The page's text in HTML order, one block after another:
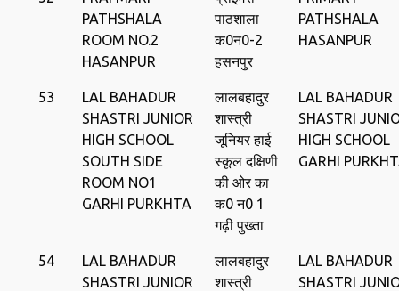
PATHSHALA
ROOM NO.2
HASANPUR
पाठशाला
क0न0-2
हसनपुर
PATHSHALA
HASANPUR
53
LAL BAHADUR
SHASTRI JUNIOR
HIGH SCHOOL
SOUTH SIDE
ROOM NO1
GARHI PURKHTA
लालबहादुर
शास्त्री
जूनियर हाई
स्कूल दक्षिणी
की ओर का
क0 न0 1
गढ़ी पुख्ता
LAL BAHADUR
SHASTRI
HIGH SCHOOL
GARHI
54
LAL BAHADUR
SHASTRI JUNIOR
लालबहादुर
शास्त्री
LAL BAHADUR
SHASTRI